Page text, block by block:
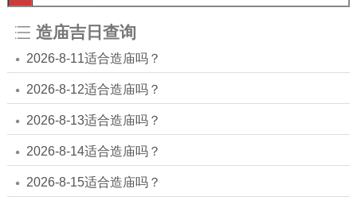
造庙吉日查询
2026-8-11适合造庙吗？
2026-8-12适合造庙吗？
2026-8-13适合造庙吗？
2026-8-14适合造庙吗？
2026-8-15适合造庙吗？